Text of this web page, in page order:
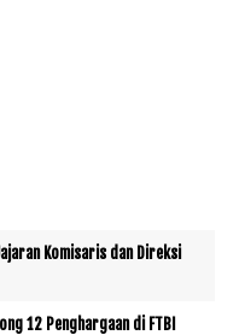
Komisaris dan Direksi
12 Penghargaan di FTBI